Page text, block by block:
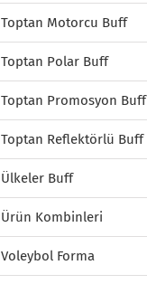
Toptan Motorcu Buff
Toptan Polar Buff
Toptan Promosyon Buff
Toptan Reflektörlü Buff
Ülkeler Buff
Ürün Kombinleri
Voleybol Forma